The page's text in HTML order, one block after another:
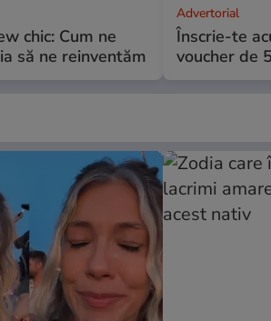
chic: Cum ne
să ne reinventăm
Advertorial
Înscrie-te
voucher de